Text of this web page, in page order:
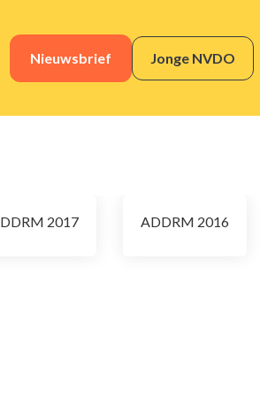
Nieuwsbrief Jonge NVDO
2017 ADDRM 2016